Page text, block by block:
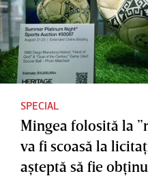
SPECIAL
Mingea folosită la
va fi scoasă la
aşteptă să fie